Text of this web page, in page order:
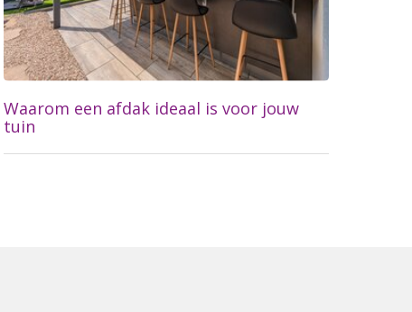
Waarom een afdak ideaal is voor jouw
tuin